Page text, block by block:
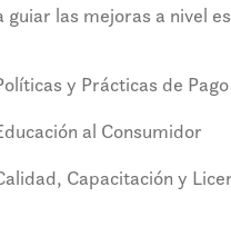
guiar las mejoras a nivel
y Prácticas de Pago
al Consumidor
Capacitación y